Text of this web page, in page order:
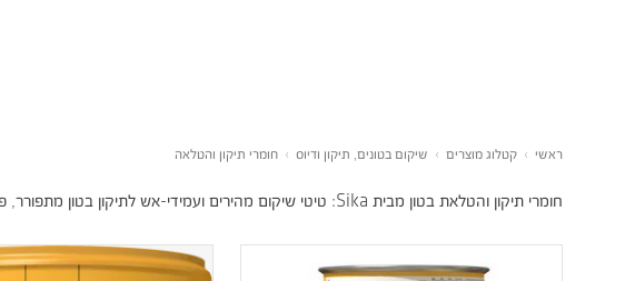
ראשי › קטלוג מוצרים › שיקום בטונים, תיקון ודיוס › חומרי תיקון והטלאה
חומרי תיקון והטלאת בטון מבית Sika: טיטי שיקום מהירים ועמידי-אש לתיקון בטון מתפורר, פינות, פגמים וברזל זיון חשוף.